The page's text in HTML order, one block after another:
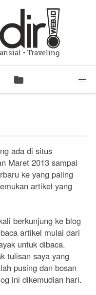
• Traveling
ada di situs
Maret 2013 sampai
ke yang paling
artikel yang
berkunjung ke blog
artikel mulai dari
untuk dibaca.
tulisan saya yang
pusing dan bosan
ini dikemudian hari.